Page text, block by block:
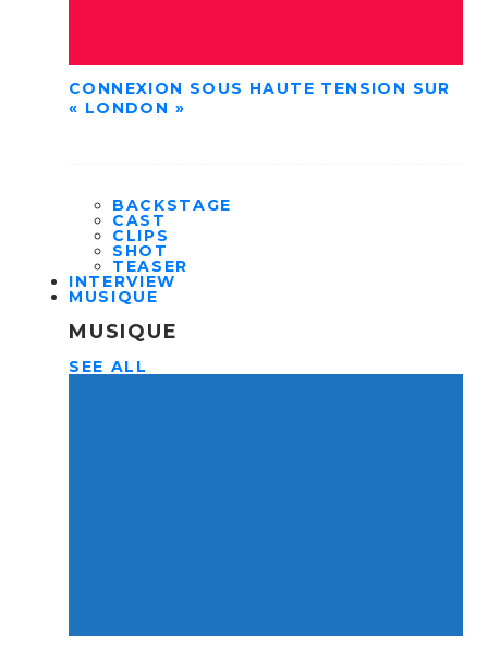
CONNEXION SOUS HAUTE TENSION SUR
« LONDON »
BACKSTAGE
CAST
CLIPS
SHOT
TEASER
INTERVIEW
MUSIQUE
MUSIQUE
SEE ALL